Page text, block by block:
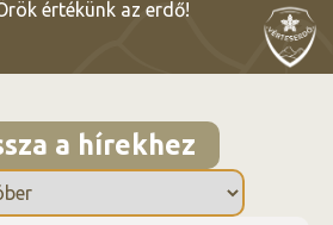
értékünk az erdő!
a hírekhez